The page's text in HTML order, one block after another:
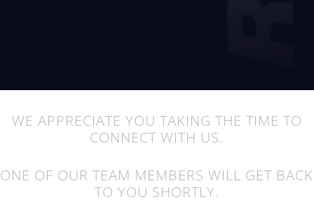
WE APPRECIATE YOU TAKING THE TIME TO
CONNECT WITH US.
ONE OF OUR TEAM MEMBERS WILL GET BACK
TO YOU SHORTLY.